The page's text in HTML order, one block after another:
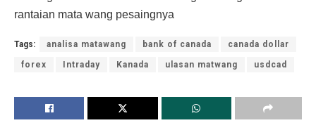
rantaian mata wang pesaingnya
Tags: analisa matawang bank of canada canada dollar
forex Intraday Kanada ulasan matwang usdcad